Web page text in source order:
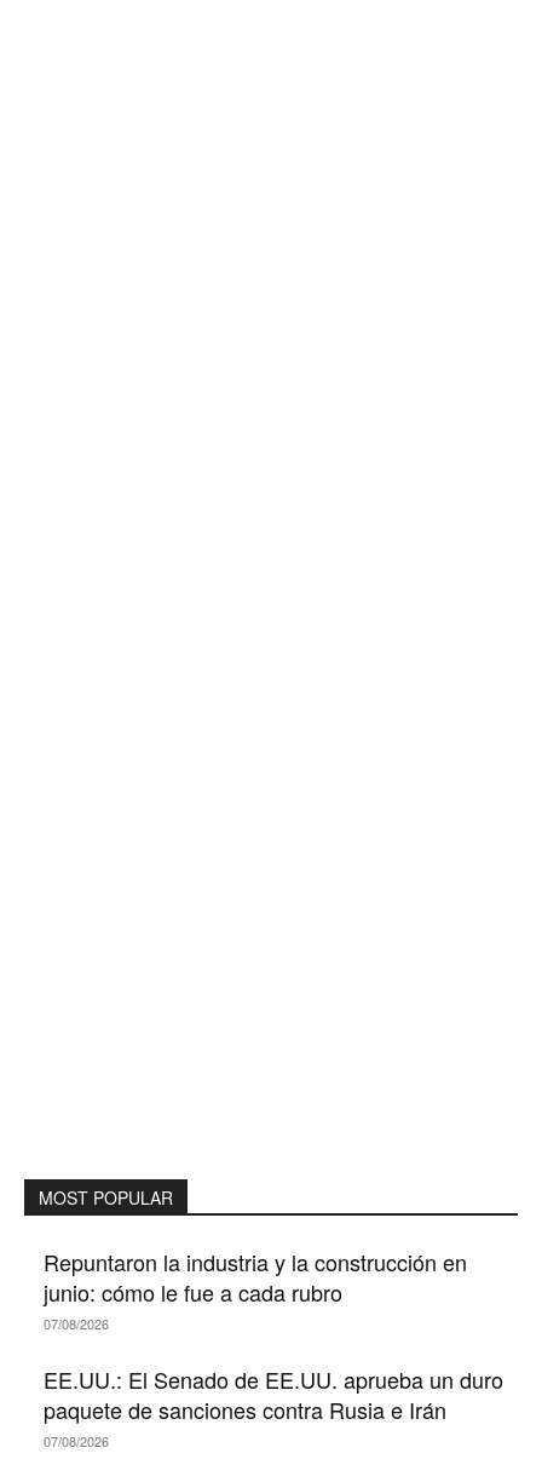
MOST POPULAR
Repuntaron la industria y la construcción en
junio: cómo le fue a cada rubro
07/08/2026
EE.UU.: El Senado de EE.UU. aprueba un duro
paquete de sanciones contra Rusia e Irán
07/08/2026